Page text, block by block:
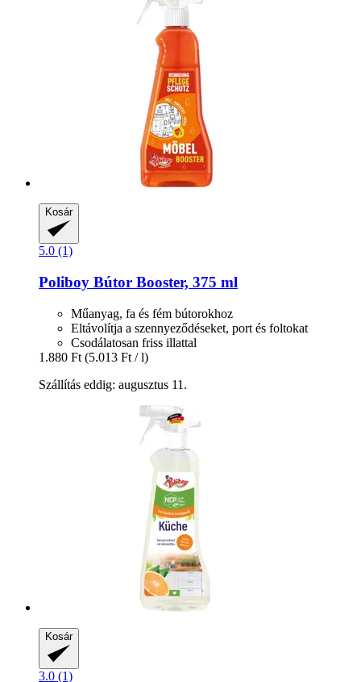
Kosár
5.0 (1)
Poliboy Bútor Booster, 375 ml
Műanyag, fa és fém bútorokhoz
Eltávolítja a szennyeződéseket, port és foltokat
Csodálatosan friss illattal
1.880 Ft (5.013 Ft / l)
Szállítás eddig: augusztus 11.
Kosár
3.0 (1)